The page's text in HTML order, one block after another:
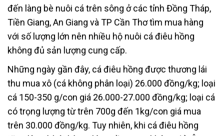
đến làng bè nuôi cá trên sông ở các tỉnh Đồng Tháp,
Tiền Giang, An Giang và TP Cần Thơ tìm mua hàng
với số lượng lớn nên nhiều hộ nuôi cá điêu hồng
không đủ sản lượng cung cấp.
Những ngày gần đây, cá điêu hồng được thương lái
thu mua xô (cá không phân loại) 26.000 đồng/kg; loại
cá 150-350 g/con giá 26.000-27.000 đồng/kg; loại cá
có trọng lượng từ trên 700g đến 1kg/con giá mua
trên 30.000 đồng/kg. Tuy nhiên, khi cá điêu hồng